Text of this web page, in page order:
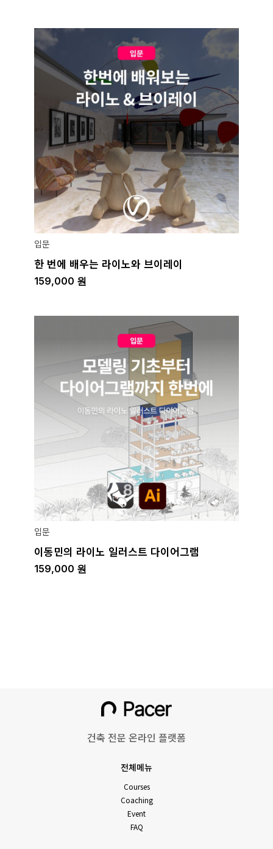
입문
한 번에 배우는 라이노와 브이레이
159,000 원
입문
이동민의 라이노 일러스트 다이어그램
159,000 원
건축 전문 온라인 플랫폼
전체메뉴
Courses
Coaching
Event
FAQ